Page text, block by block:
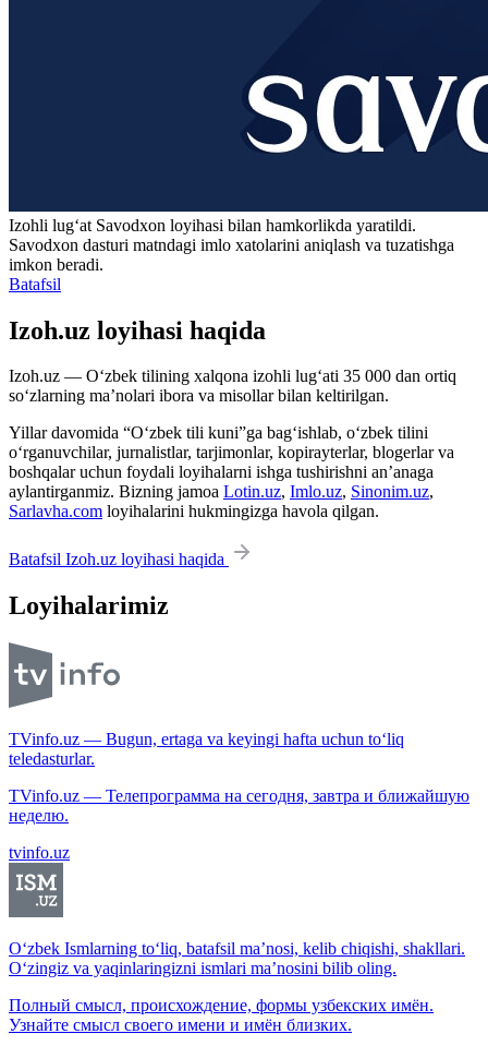
Izohli lugʻat Savodxon loyihasi bilan hamkorlikda yaratildi.
Savodxon dasturi matndagi imlo xatolarini aniqlash va tuzatishga
imkon beradi.
Batafsil
Izoh.uz loyihasi haqida
Izoh.uz — O‘zbek tilining xalqona izohli lug‘ati 35 000 dan ortiq
so‘zlarning ma’nolari ibora va misollar bilan keltirilgan.
Yillar davomida “O‘zbek tili kuni”ga bag‘ishlab, o‘zbek tilini
o‘rganuvchilar, jurnalistlar, tarjimonlar, kopirayterlar, blogerlar va
boshqalar uchun foydali loyihalarni ishga tushirishni an’anaga
aylantirganmiz. Bizning jamoa Lotin.uz, Imlo.uz, Sinonim.uz,
Sarlavha.com loyihalarini hukmingizga havola qilgan.
Batafsil Izoh.uz loyihasi haqida
Loyihalarimiz
TVinfo.uz — Bugun, ertaga va keyingi hafta uchun to‘liq
teledasturlar.
TVinfo.uz — Телепрограмма на сегодня, завтра и ближайшую
неделю.
tvinfo.uz
O‘zbek Ismlarning to‘liq, batafsil ma’nosi, kelib chiqishi, shakllari.
O‘zingiz va yaqinlaringizni ismlari ma’nosini bilib oling.
Полный смысл, происхождение, формы узбекских имён.
Узнайте смысл своего имени и имён близких.